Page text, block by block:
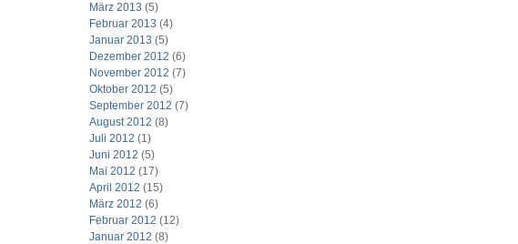
März 2013 (5)
Februar 2013 (4)
Januar 2013 (5)
Dezember 2012 (6)
November 2012 (7)
Oktober 2012 (5)
September 2012 (7)
August 2012 (8)
Juli 2012 (1)
Juni 2012 (5)
Mai 2012 (17)
April 2012 (15)
März 2012 (6)
Februar 2012 (12)
Januar 2012 (8)